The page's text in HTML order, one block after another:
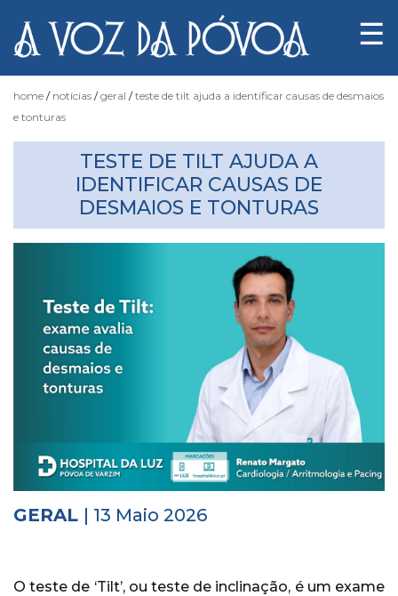
Notícias
Fotógrafo
do
Luas
Marés
Histórico
Contactos
☰
home notícias geral
teste de tilt ajuda a identificar causas de desmaios
e tonturas
TESTE DE TILT AJUDA A
IDENTIFICAR CAUSAS DE
DESMAIOS E TONTURAS
GERAL | 13 Maio 2026
O teste de ‘Tilt’, ou teste de inclinação, é um exame